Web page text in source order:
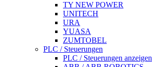
TY NEW POWER
UNITECH
URA
YUASA
ZUMTOBEL
PLC / Steuerungen
PLC / Steuerungen anzeigen